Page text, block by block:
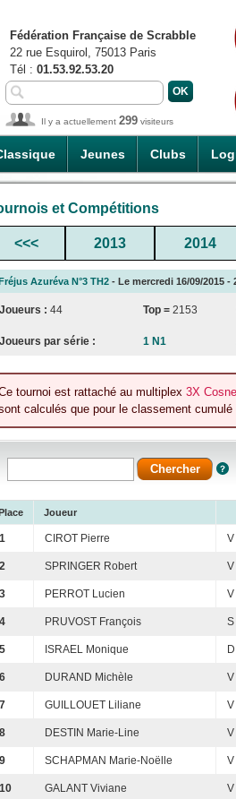
Jeunes Clubs
Fédération Française de Scrabble
22 rue Esquirol, 75013 Paris
Tél : 01.53.92.53.20
Il y a actuellement 299 visiteurs
et Compétitions
<<< 2013 2014
Azuréva N°3 TH2 - Le mercredi 16/09/2015
Joueurs : 44 Top = 2153
Joueurs par série : 1 N1
tournoi est rattaché au multiplex 3X
calculés que pour le classement
Place Joueur
1 CIROT Pierre V
2 SPRINGER Robert V
3 PERROT Lucien V
4 PRUVOST François S
5 ISRAEL Monique D
6 DURAND Michèle V
7 GUILLOUET Liliane V
8 DESTIN Marie-Line V
9 SCHAPMAN Marie-Noëlle V
10 GALANT Viviane V